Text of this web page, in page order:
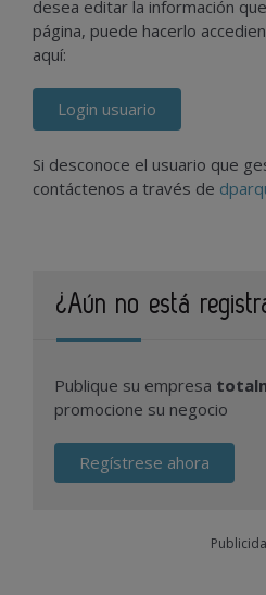
desea editar la información
página, puede hacerlo
aquí:
Login usuario
Si desconoce el usuario que
contáctenos a través de
¿Aún no está
Publique su empresa
promocione su negocio
Regístrese ahora